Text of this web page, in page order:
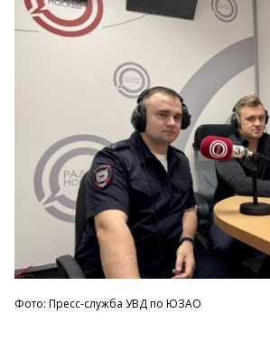
Фото: Пресс-служба УВД по ЮЗАО